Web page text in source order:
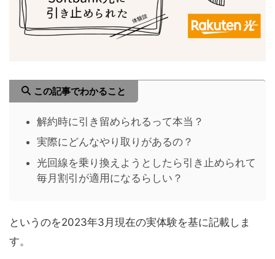
この記事でわかること
解約時に引き留められるって本当？
実際にどんなやり取りがあるの？
光回線を乗り換えようとしたら引き止められて
毎月割引が適用になるらしい？
というのを2023年3月現在の実体験を基に記載しま
す。